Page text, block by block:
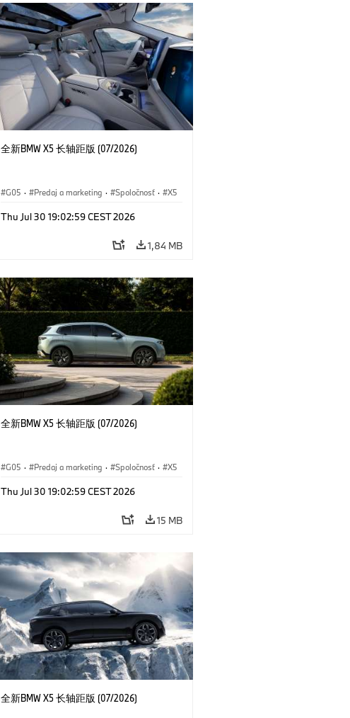
全新BMW X5 长轴距版 (07/2026)
G05 · Predaj a marketing · Spoločnosť · X5
Thu Jul 30 19:02:59 CEST 2026
1,84 MB
全新BMW X5 长轴距版 (07/2026)
G05 · Predaj a marketing · Spoločnosť · X5
Thu Jul 30 19:02:59 CEST 2026
15 MB
全新BMW X5 长轴距版 (07/2026)